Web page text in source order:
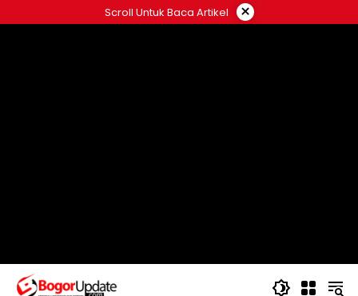
ke
Scroll Untuk Baca Artikel ×